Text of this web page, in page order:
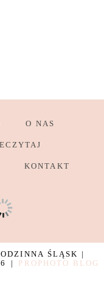
O NAS
KONTAKT
ŚLĄSK |
|
PROPHOTO BLOG